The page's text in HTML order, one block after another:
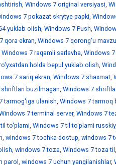
, Windows 7 original versiyasi,
7 pokazat skrytye papki,
yuklab olish, Windows 7 Push,
qora ekran, Windows 7 qorong'u mavzu
Windows 7 raqamli sarlavha, Windows
holda bepul yuklab olish,
7 sariq ekran, Windows 7 shaxmat,
buzilmagan, Windows 7
tarmog'iga ulanish, Windows 7 tarmoq
7 terminal server, Windows 7
to'plami, Windows 7 til to'plami russkiy,
, windows 7 tochka dostup, windows 7
, windows 7 toza, Windows 7 toza til ,
parol , windows 7 uchun yangilanishlar,